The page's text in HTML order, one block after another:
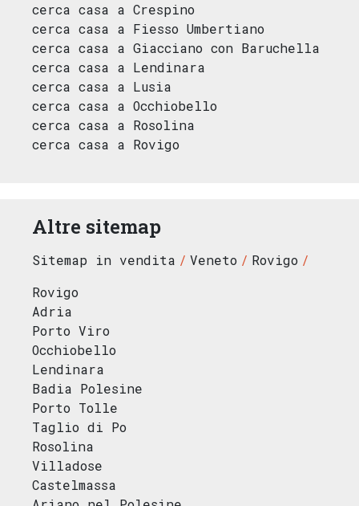
cerca casa a Crespino
cerca casa a Fiesso Umbertiano
cerca casa a Giacciano con Baruchella
cerca casa a Lendinara
cerca casa a Lusia
cerca casa a Occhiobello
cerca casa a Rosolina
cerca casa a Rovigo
Altre sitemap
Sitemap in vendita Veneto
Rovigo
Rovigo
Adria
Porto Viro
Occhiobello
Lendinara
Badia Polesine
Porto Tolle
Taglio di Po
Rosolina
Villadose
Castelmassa